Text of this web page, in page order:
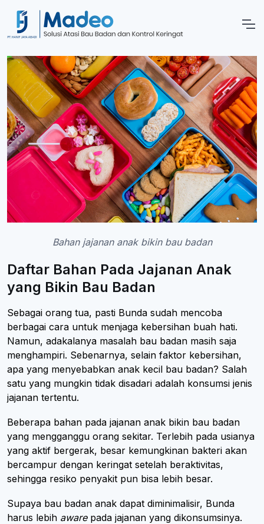
Bahan jajanan anak bikin bau badan
Daftar Bahan Pada Jajanan Anak
yang Bikin Bau Badan
Sebagai orang tua, pasti Bunda sudah mencoba
berbagai cara untuk menjaga kebersihan buah hati.
Namun, adakalanya masalah bau badan masih saja
menghampiri. Sebenarnya, selain faktor kebersihan,
apa yang menyebabkan anak kecil bau badan? Salah
satu yang mungkin tidak disadari adalah konsumsi jenis
jajanan tertentu.
Beberapa bahan pada jajanan anak bikin bau badan
yang mengganggu orang sekitar. Terlebih pada usianya
yang aktif bergerak, besar kemungkinan bakteri akan
bercampur dengan keringat setelah beraktivitas,
sehingga resiko penyakit pun bisa lebih besar.
Supaya bau badan anak dapat diminimalisir, Bunda
harus lebih aware pada jajanan yang dikonsumsinya.